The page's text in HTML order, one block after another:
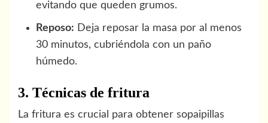
evitando que queden grumos.
Reposo: Deja reposar la masa por al menos
30 minutos, cubriéndola con un paño
húmedo.
3. Técnicas de fritura
La fritura es crucial para obtener sopaipillas